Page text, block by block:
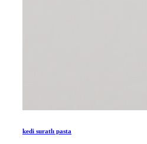
kedi suratlı pasta